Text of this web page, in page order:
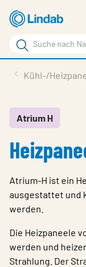
Zum
Hauptinhalt
springen
Suchbegriff
Seite
Wissen & Service
Inspiration
Nachhaltigkeit
Wähle Sprache
Germany -
Kühl-/
Atrium H
Atrium-H ist ein
ausgestattet und
werden.
Die Heizpaneele
werden und
Strahlung. Der